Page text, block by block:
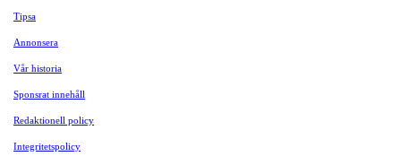
Tipsa
Annonsera
Vår historia
Sponsrat innehåll
Redaktionell policy
Integritetspolicy